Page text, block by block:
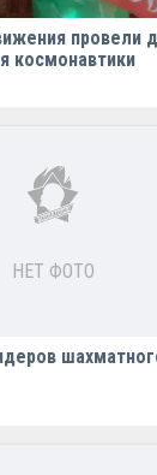
провели
космонавтики
НЕТ ФОТО